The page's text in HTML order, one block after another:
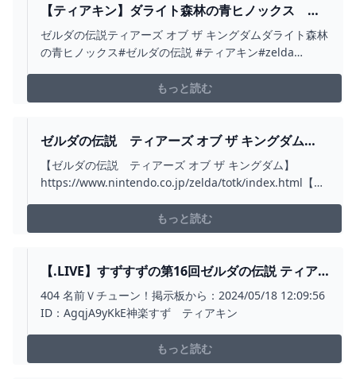
【ティアキン】ダライト森林の青ヒノックス ゼ
ルダの伝説ティアーズ オブ ザ キングダム #ゼルダ
の伝説 #ティアキン #ZELDA #SHORTS -
ゼルダの伝説ティアーズ オブ ザ キングダムダライト森林
の青ヒノックス#ゼルダの伝説 #ティアキン#zelda
もっと読む
ゼルダの伝説 ティアーズ オブ ザ キングダム
3RDトレーラー - YOUTUBE
【ゼルダの伝説 ティアーズ オブ ザ キングダム】
https://www.nintendo.co.jp/zelda/totk/index.html【再
https://www.youtube.com/playlist?
list=PLPh3p_yYrx0Czy6UCWAg3Z...
もっと読む
【.LIVE】すずすずの第16回ゼルダの伝説 ティア
キン実況配信まとめ！ついに四人の英傑が揃った
か……！【VTUBER】 : VTUBERまとめおほほい速
404 名前Ｖチューン！掲示板から：2024/05/18 12:09:56
ID：AgqjA9yKkE神楽すず ティアキン
もっと読む